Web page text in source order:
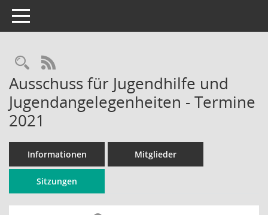
Toggle navigation
Rechercheauswahl
RSS-Feed
Ausschuss für Jugendhilfe und
Jugendangelegenheiten - Termine
2021
Informationen Mitglieder
Sitzungen